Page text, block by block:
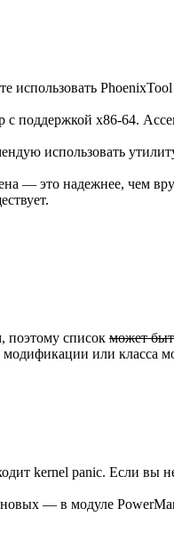
использовать
с поддержкой x86-64.
использовать
— это надежнее, чем
поэтому список может
или класса
kernel panic. Если вы
— в модуле